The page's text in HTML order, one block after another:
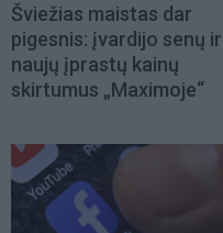
Šviežias maistas dar
pigesnis: įvardijo senų ir
naujų įprastų kainų
skirtumus „Maximoje“